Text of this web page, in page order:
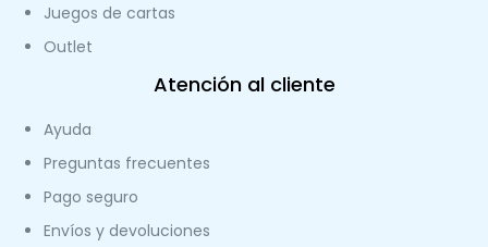
Juegos de cartas
Outlet
Atención al cliente
Ayuda
Preguntas frecuentes
Pago seguro
Envíos y devoluciones